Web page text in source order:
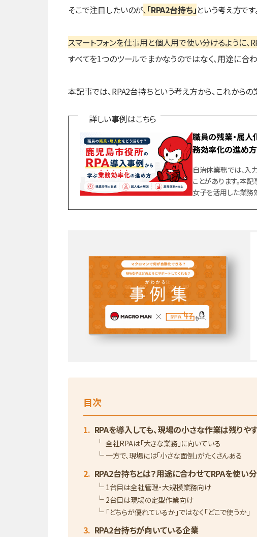
そこで注目したいのが、「RPA2台持ち」という考え方です
スマートフォンを仕事用と個人用で使い分けるように
すべてを1つのツールでまかなうのではなく、用途に合
本記事では、RPA2台持ちという考え方から、これから
詳しい事例はこちら
職員の残業・属人
務効率化の進め方
自治体業務では、入
ことがあります。本
女子を活用した業務
目次
RPAを導入しても、現場の小さな作業は残りや
全社RPAは「大きな業務」に向いている
一方で、現場には「小さな面倒」がたくさんある
RPA2台持ちとは？用途に合わせてRPAを使い
1台目は全社管理・大規模業務向け
2台目は現場の定型作業向け
「どちらが優れているか」ではなく「どこで使うか」
RPA2台持ちが向いている企業